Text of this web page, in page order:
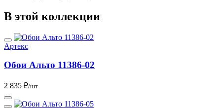
В этой коллекции
Артекс
Обои Альто 11386-02
2 835 ₽/шт